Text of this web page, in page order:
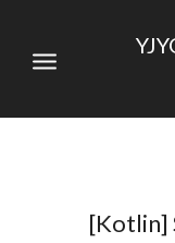
[Kotlin]